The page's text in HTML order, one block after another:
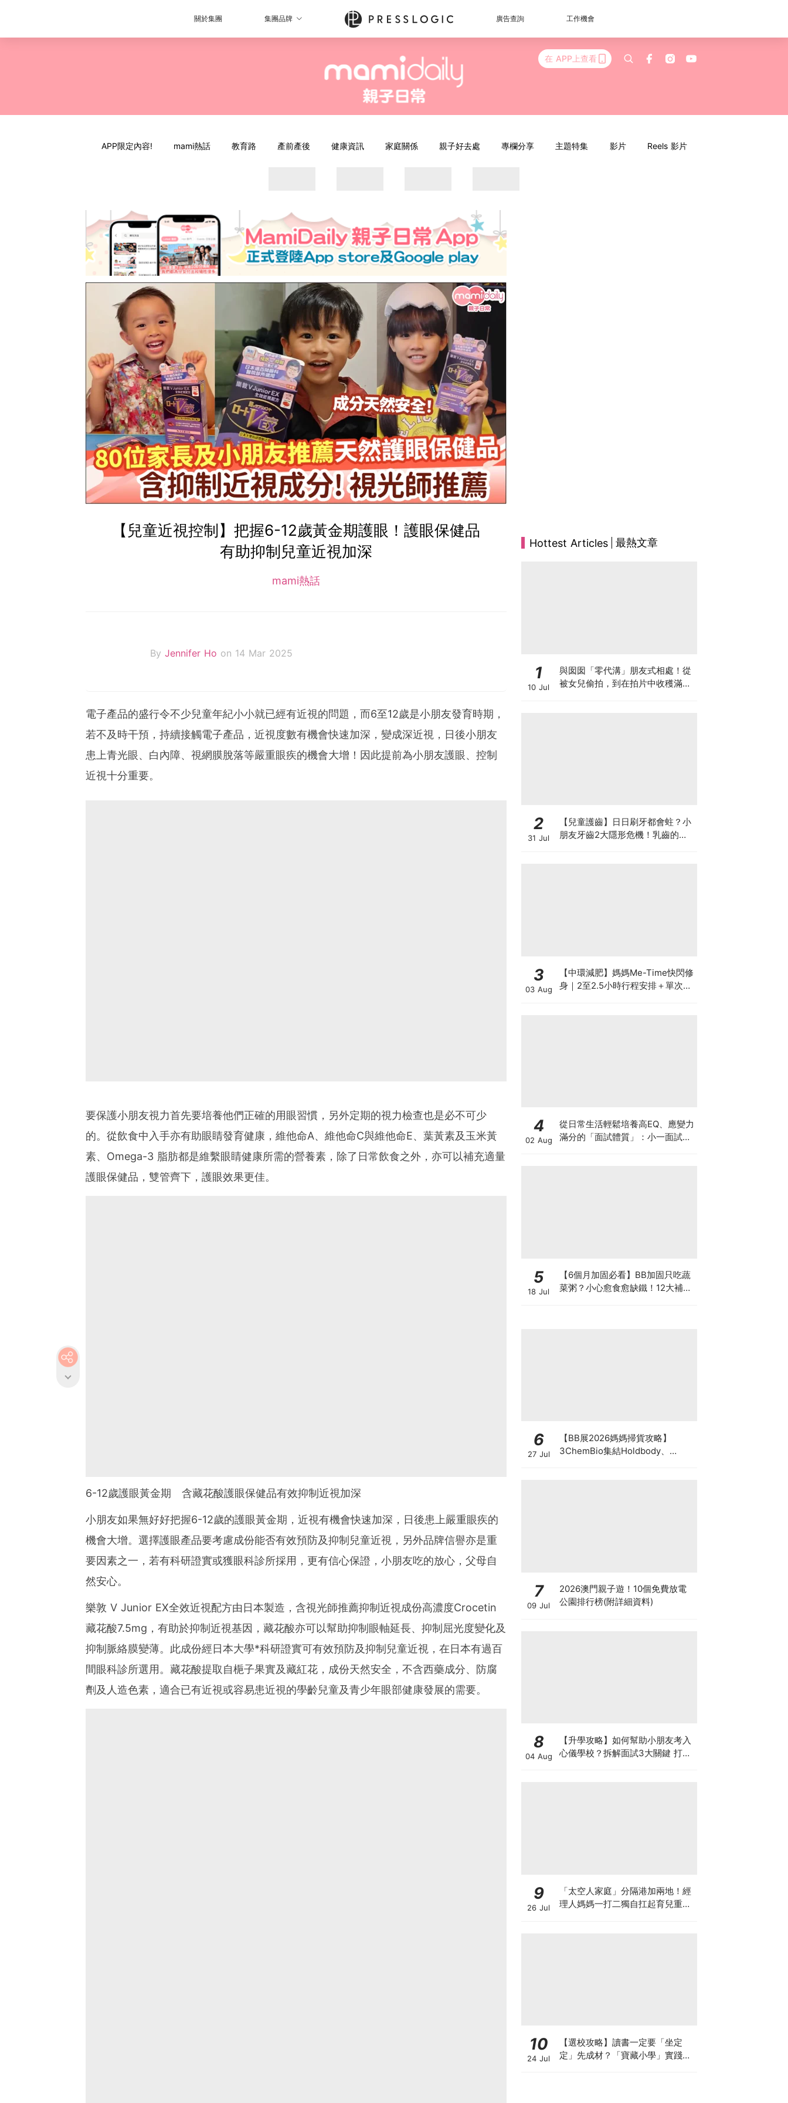
關於集團 集團品牌 廣告查詢 工作機會
在 APP上查看
APP限定內容! mami熱話 教育路 產前產後 健康資訊 家庭關係 親子好去處 專欄分享 主題特集 影片 Reels 影片
【兒童近視控制】把握6-12歲黃金期護眼！護眼保健品
有助抑制兒童近視加深
mami熱話
By Jennifer Ho on 14 Mar 2025
電子產品的盛行令不少兒童年紀小小就已經有近視的問題，而6至12歲是小朋友發育時期，
若不及時干預，持續接觸電子產品，近視度數有機會快速加深，變成深近視，日後小朋友
患上青光眼、白內障、視網膜脫落等嚴重眼疾的機會大增！因此提前為小朋友護眼、控制
近視十分重要。
要保護小朋友視力首先要培養他們正確的用眼習慣，另外定期的視力檢查也是必不可少
的。從飲食中入手亦有助眼睛發育健康，維他命A、維他命C與維他命E、葉黃素及玉米黃
素、Omega-3 脂肪都是維繫眼睛健康所需的營養素，除了日常飲食之外，亦可以補充適量
護眼保健品，雙管齊下，護眼效果更佳。
6-12歲護眼黃金期 含藏花酸護眼保健品有效抑制近視加深
小朋友如果無好好把握6-12歲的護眼黃金期，近視有機會快速加深，日後患上嚴重眼疾的
機會大增。選擇護眼產品要考慮成份能否有效預防及抑制兒童近視，另外品牌信譽亦是重
要因素之一，若有科研證實或獲眼科診所採用，更有信心保證，小朋友吃的放心，父母自
然安心。
樂敦 V Junior EX全效近視配方由日本製造，含視光師推薦抑制近視成份高濃度Crocetin
藏花酸7.5mg，有助於抑制近視基因，藏花酸亦可以幫助抑制眼軸延長、抑制屈光度變化及
抑制脈絡膜變薄。此成份經日本大學*科研證實可有效預防及抑制兒童近視，在日本有過百
間眼科診所選用。藏花酸提取自梔子果實及藏紅花，成份天然安全，不含西藥成分、防腐
劑及人造色素，適合已有近視或容易患近視的學齡兒童及青少年眼部健康發展的需要。
Hottest Articles 最熱文章
1
10 Jul
與囡囡「零代溝」朋友式相處！從
被女兒偷拍，到在拍片中收穫滿足
2
31 Jul
【兒童護齒】日日刷牙都會蛀？小
朋友牙齒2大隱形危機！乳齒的琺
3
03 Aug
【中環減肥】媽媽Me-Time快閃修
身｜2至2.5小時行程安排＋單次收
4
02 Aug
從日常生活輕鬆培養高EQ、應變力
滿分的「面試體質」：小一面試最
5
18 Jul
【6個月加固必看】BB加固只吃蔬
菜粥？小心愈食愈缺鐵！12大補鐵
6
27 Jul
【BB展2026媽媽掃貨攻略】
3ChemBio集結Holdbody、
7
09 Jul
2026澳門親子遊！10個免費放電
公園排行榜(附詳細資料)
8
04 Aug
【升學攻略】如何幫助小朋友考入
心儀學校？拆解面試3大關鍵 打好
9
26 Jul
「太空人家庭」分隔港加兩地！經
理人媽媽一打二獨自扛起育兒重
10
24 Jul
【選校攻略】讀書一定要「坐定
定」先成材？「寶藏小學」實踐動